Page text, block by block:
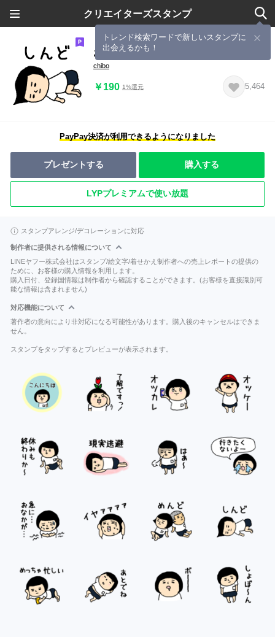
クリエイターズスタンプ
トレンド検索ワードで新しいスタンプに
出会えるかも！
おかっぱブルマちゃん【無気力】
chibo
￥190 1%還元 5,464
PayPay決済が利用できるようになりました
プレゼントする 購入する
LYPプレミアムで使い放題
スタンプアレンジ/デコレーションに対応
制作者に提供される情報について
LINEヤフー株式会社はスタンプ/絵文字/着せかえ制作者への売上レポートの提供の
ために、お客様の購入情報を利用します。
購入日付、登録国情報は制作者から確認することができます。(お客様を直接識別可
能な情報は含まれません)
対応機能について
著作者の意向により非対応になる可能性があります。購入後のキャンセルはできま
せん。
スタンプをタップするとプレビューが表示されます。